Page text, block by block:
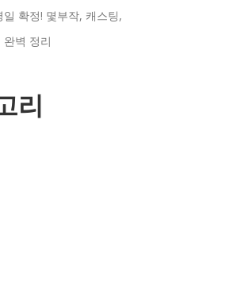
일 확정! 몇부작, 캐스팅,
완벽 정리
리